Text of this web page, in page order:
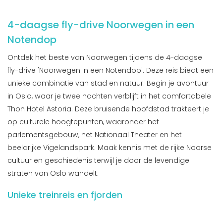
4-daagse fly-drive Noorwegen in een
Notendop
Ontdek het beste van Noorwegen tijdens de 4-daagse
fly-drive 'Noorwegen in een Notendop'. Deze reis biedt een
unieke combinatie van stad en natuur. Begin je avontuur
in Oslo, waar je twee nachten verblijft in het comfortabele
Thon Hotel Astoria. Deze bruisende hoofdstad trakteert je
op culturele hoogtepunten, waaronder het
parlementsgebouw, het Nationaal Theater en het
beeldrijke Vigelandspark. Maak kennis met de rijke Noorse
cultuur en geschiedenis terwijl je door de levendige
straten van Oslo wandelt.
Unieke treinreis en fjorden